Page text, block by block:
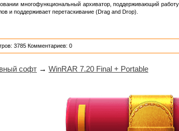
многофункциональный архиватор, поддерживающий
и поддерживает перетаскивание (Drag and Drop).
3785 Комментариев: 0
софт → WinRAR 7.20 Final + Portable